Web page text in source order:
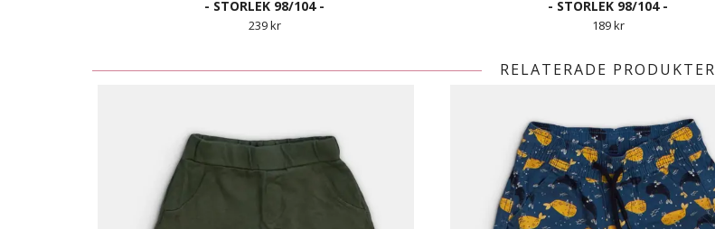
- STORLEK 98/104 -
239 kr
- STORLEK 98/104 -
189 kr
RELATERADE PRODUKTER